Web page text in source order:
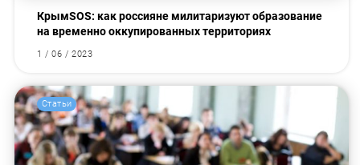
КрымSOS: как россияне милитаризуют образование
на временно оккупированных территориях
1 / 06 / 2023
Статьи